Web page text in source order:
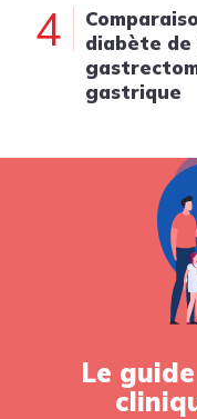
4
diabète
gastrique
Le